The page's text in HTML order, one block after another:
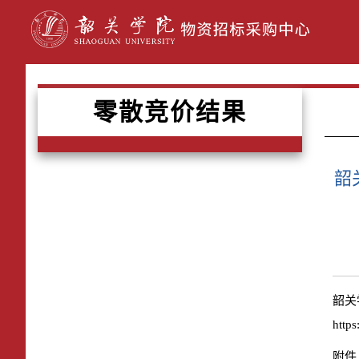
零散竞价结果
韶
韶关